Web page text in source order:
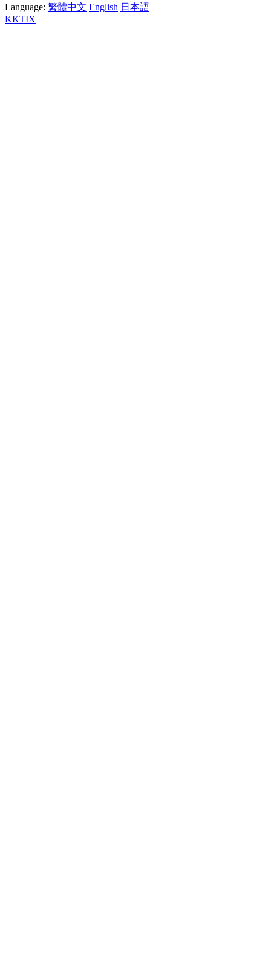
Language: 繁體中文 English 日本語
KKTIX